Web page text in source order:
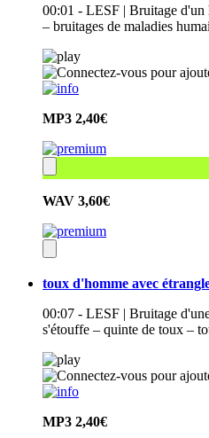
00:01 - LESF | Bruitage d'un
– bruitages de maladies
MP3 2,40€
WAV 3,60€
toux d'homme avec
00:07 - LESF | Bruitage
s'étouffe – quinte de toux –
MP3 2,40€